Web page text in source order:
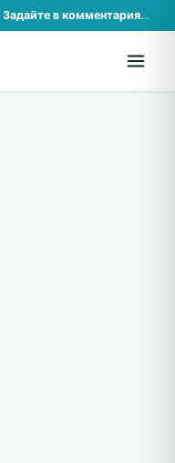
Задайте в комментариях — ответим!